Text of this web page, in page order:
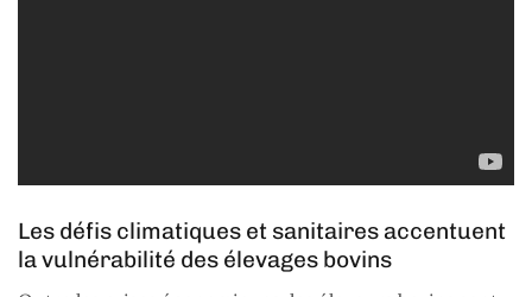
Les défis climatiques et sanitaires accentuent
la vulnérabilité des élevages bovins